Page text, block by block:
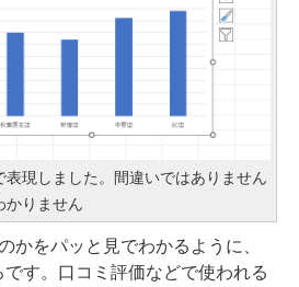
表現しました。間違いではありません
かりません
をパッと見でわかるように、
す。口コミ評価などで使われる